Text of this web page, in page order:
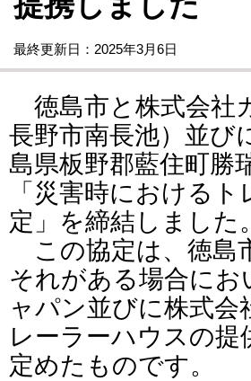
最終更新日：2025年3月6日
徳島市と株式会社
長野市南長池）並び
島県板野郡藍住町勝
「災害時における
定」を締結しました。
この協定は、徳島
それがある場合に
ャパン並びに株式
レーラーハウスの
定めたものです。